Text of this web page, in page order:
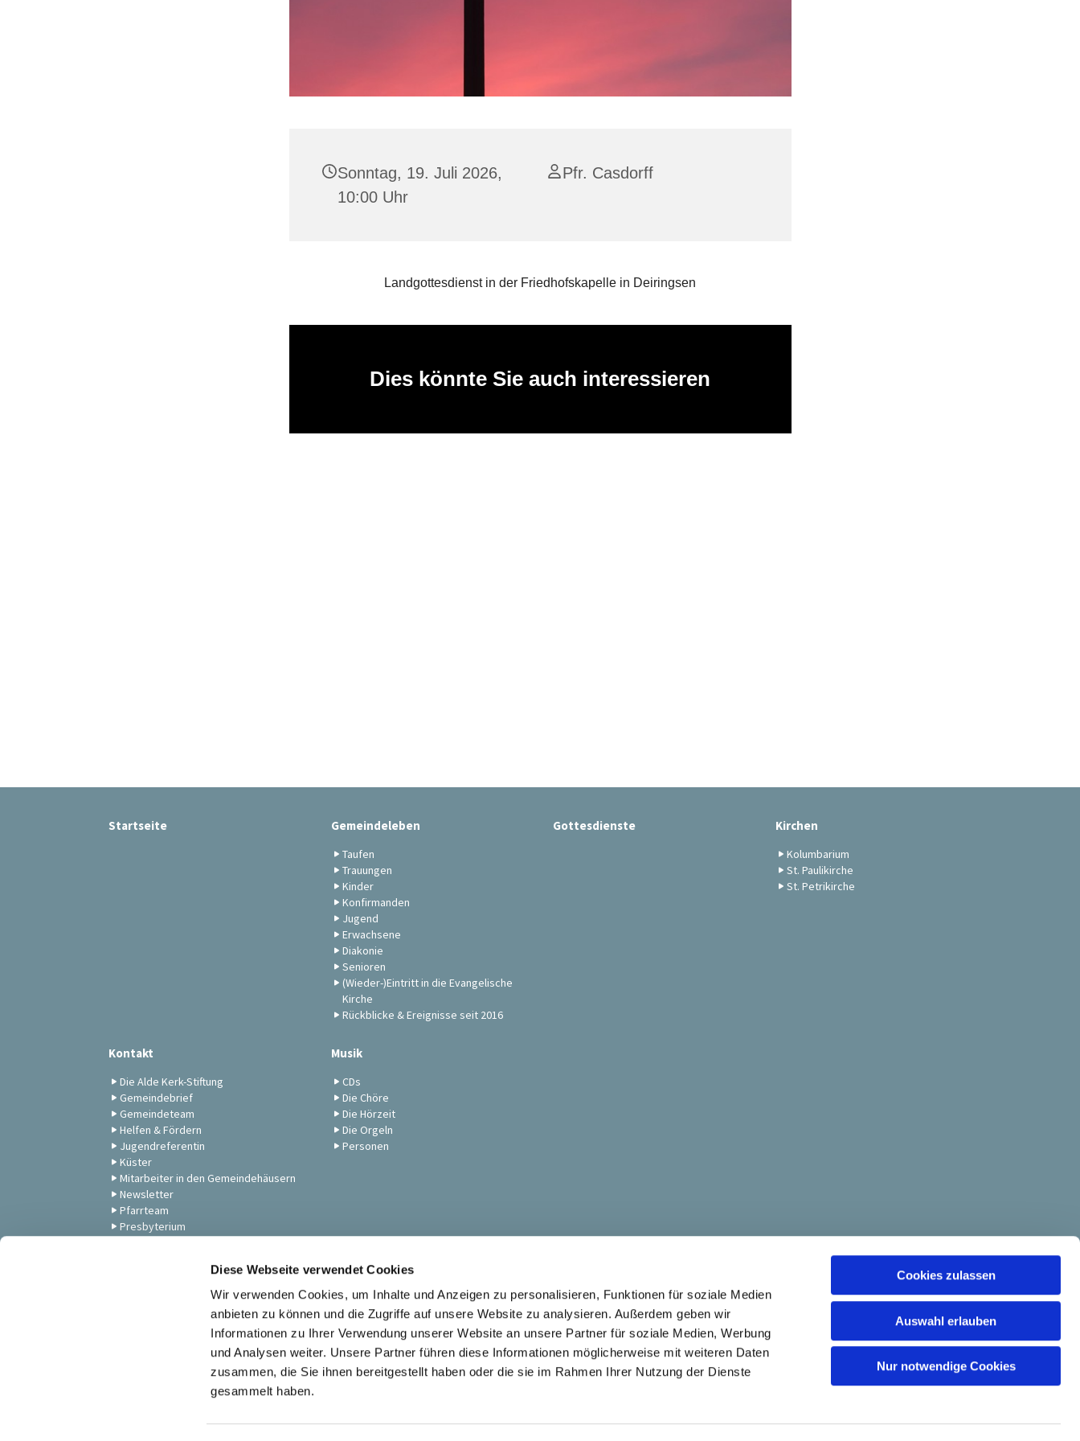
Diese Webseite verwendet Cookies
Wir verwenden Cookies, um Inhalte und Anzeigen zu personalisieren, Funktionen für soziale Medien
anbieten zu können und die Zugriffe auf unsere Website zu analysieren. Außerdem geben wir
Informationen zu Ihrer Verwendung unserer Website an unsere Partner für soziale Medien, Werbung
und Analysen weiter. Unsere Partner führen diese Informationen möglicherweise mit weiteren Daten
zusammen, die Sie ihnen bereitgestellt haben oder die sie im Rahmen Ihrer Nutzung der Dienste
gesammelt haben.
Cookies zulassen
Auswahl erlauben
Nur notwendige Cookies
Sonntag, 19. Juli 2026,
10:00 Uhr
Pfr. Casdorff
Landgottesdienst in der Friedhofskapelle in Deiringsen
Dies könnte Sie auch interessieren
Startseite Gemeindeleben
Taufen
Trauungen
Kinder
Konfirmanden
Jugend
Erwachsene
Diakonie
Senioren
(Wieder-)Eintritt in die Evangelische
Kirche
Rückblicke & Ereignisse seit 2016
Gottesdienste Kirchen
Kolumbarium
St. Paulikirche
St. Petrikirche
Kontakt
Die Alde Kerk-Stiftung
Gemeindebrief
Gemeindeteam
Helfen & Fördern
Jugendreferentin
Küster
Mitarbeiter in den Gemeindehäusern
Newsletter
Pfarrteam
Presbyterium
Gottesdienste & Musik
Musik
CDs
Die Chöre
Die Hörzeit
Die Orgeln
Personen
Ev. St. Petri-Pauli Kirchengemeinde Soest
Kontaktinformationen Impressum